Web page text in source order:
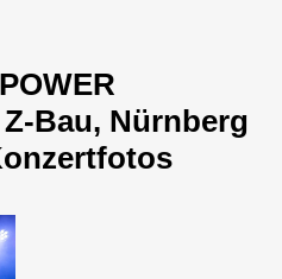
Z-Bau, Nürnberg